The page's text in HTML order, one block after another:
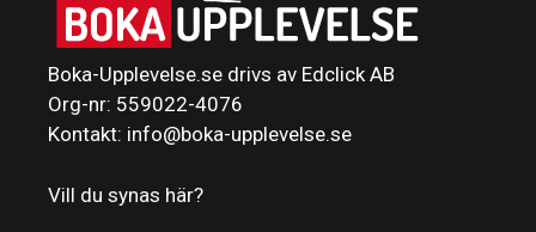
Boka-Upplevelse.se drivs av Edclick AB
Org-nr: 559022-4076
Kontakt: info@boka-upplevelse.se
Vill du synas här?